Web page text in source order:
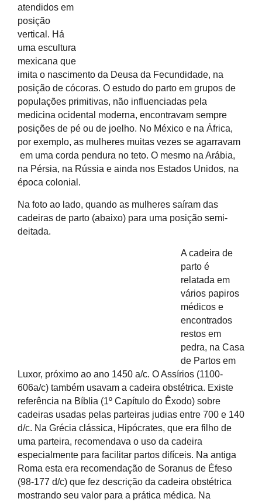
atendidos em
posição
vertical. Há
uma escultura
mexicana que
imita o nascimento da Deusa da Fecundidade, na
posição de cócoras. O estudo do parto em grupos de
populações primitivas, não influenciadas pela
medicina ocidental moderna, encontravam sempre
posições de pé ou de joelho. No México e na África,
por exemplo, as mulheres muitas vezes se agarravam
em uma corda pendura no teto. O mesmo na Arábia,
na Pérsia, na Rússia e ainda nos Estados Unidos, na
época colonial.
Na foto ao lado, quando as mulheres saíram das
cadeiras de parto (abaixo) para uma posição semi-
deitada.
A cadeira de
parto é
relatada em
vários papiros
médicos e
encontrados
restos em
pedra, na Casa
de Partos em
Luxor, próximo ao ano 1450 a/c. O Assírios (1100-
606a/c) também usavam a cadeira obstétrica. Existe
referência na Bíblia (1º Capítulo do Êxodo) sobre
cadeiras usadas pelas parteiras judias entre 700 e 140
d/c. Na Grécia clássica, Hipócrates, que era filho de
uma parteira, recomendava o uso da cadeira
especialmente para facilitar partos difíceis. Na antiga
Roma esta era recomendação de Soranus de Éfeso
(98-177 d/c) que fez descrição da cadeira obstétrica
mostrando seu valor para a prática médica. Na